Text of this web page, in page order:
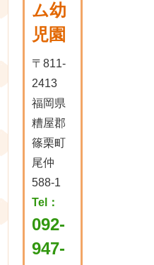
ム幼
児園
〒811-
2413
福岡県
糟屋郡
篠栗町
尾仲
588-1
Tel：
092-
947-